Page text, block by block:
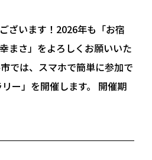
ざいます！2026年も「お宿
まさ」をよろしくお願いいた
では、スマホで簡単に参加で
ー」を開催します。 開催期